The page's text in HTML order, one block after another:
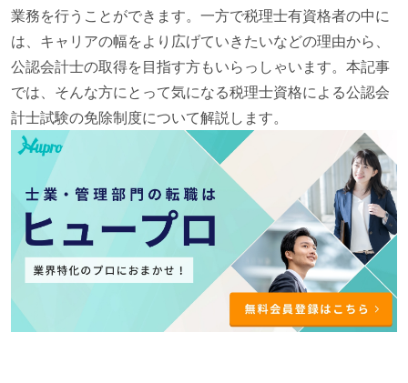
業務を行うことができます。一方で税理士有資格者の中に
は、キャリアの幅をより広げていきたいなどの理由から、
公認会計士の取得を目指す方もいらっしゃいます。本記事
では、そんな方にとって気になる税理士資格による公認会
計士試験の免除制度について解説します。